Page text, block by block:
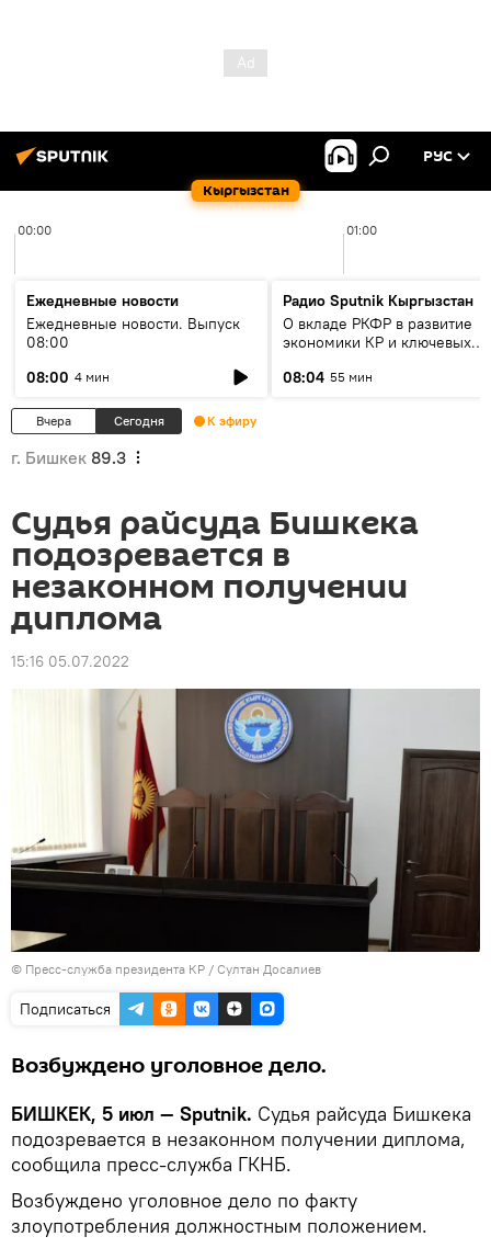
Кыргызстан
РУС
00:00 01:00
Ежедневные новости
Ежедневные новости. Выпуск
08:00
08:00 4 мин
Радио Sputnik Кыргызстан
О вкладе РКФР в развитие
экономики КР и ключевых
08:04 55 мин
Вчера Сегодня К эфиру
г. Бишкек 89.3
Судья райсуда Бишкека
подозревается в
незаконном получении
диплома
15:16 05.07.2022
© Пресс-служба президента КР / Султан Досалиев
Подписаться
Возбуждено уголовное дело.
БИШКЕК, 5 июл — Sputnik. Судья райсуда Бишкека
подозревается в незаконном получении диплома,
сообщила пресс-служба ГКНБ.
Возбуждено уголовное дело по факту
злоупотребления должностным положением.